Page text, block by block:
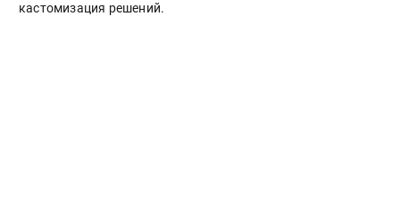
кастомизация решений.